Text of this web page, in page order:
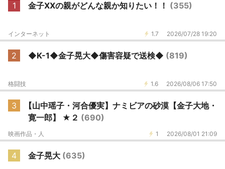
1 金子XXの親がどんな親か知りたい！！ (355)
1.7 2026/07/28 19:20
インターネット
2 ◆K-1◆金子晃大◆傷害容疑で送検◆ (819)
1.6 2026/08/06 17:50
格闘技
3
【山中瑶子・河合優実】ナミビアの砂漠【金子大地・
寛一郎】 ★２ (690)
1 2026/08/01 21:09
映画作品・人
4 金子晃大 (635)